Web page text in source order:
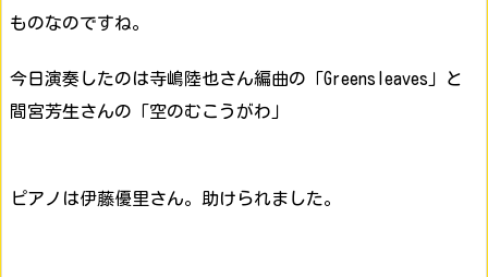
ものなのですね。
今日演奏したのは寺嶋陸也さん編曲の「Greensleaves」と
間宮芳生さんの「空のむこうがわ」
ピアノは伊藤優里さん。助けられました。